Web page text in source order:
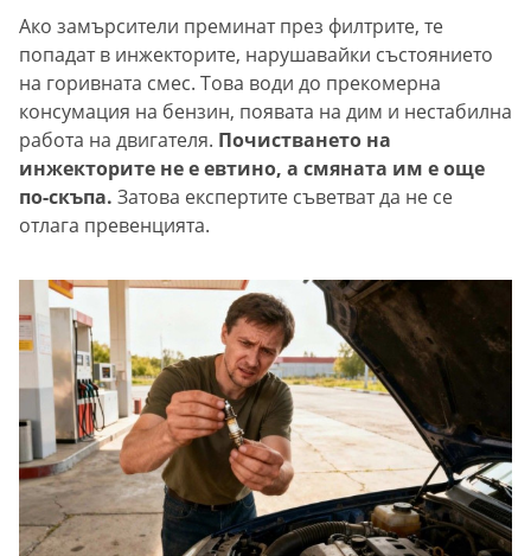
Ако замърсители преминат през филтрите, те
попадат в инжекторите, нарушавайки състоянието
на горивната смес. Това води до прекомерна
консумация на бензин, появата на дим и нестабилна
работа на двигателя. Почистването на
инжекторите не е евтино, а смяната им е още
по-скъпа. Затова експертите съветват да не се
отлага превенцията.